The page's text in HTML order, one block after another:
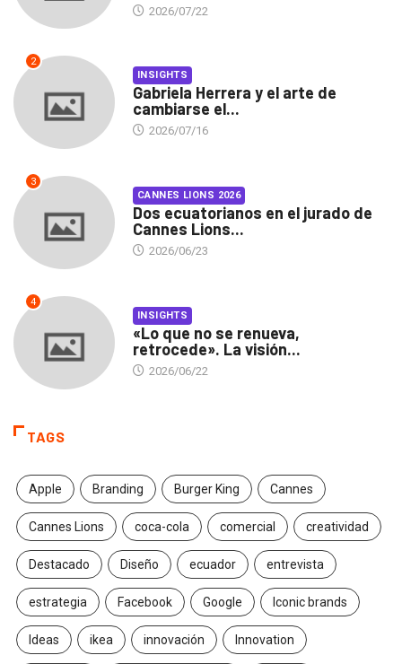
2026/07/22
2
INSIGHTS
Gabriela Herrera y el arte de
cambiarse el...
2026/07/16
3
CANNES LIONS 2026
Dos ecuatorianos en el jurado de
Cannes Lions...
2026/06/23
4
INSIGHTS
«Lo que no se renueva,
retrocede». La visión...
2026/06/22
TAGS
Apple Branding Burger King Cannes
Cannes Lions coca-cola comercial creatividad
Destacado Diseño ecuador entrevista
estrategia Facebook Google Iconic brands
Ideas ikea innovación Innovation